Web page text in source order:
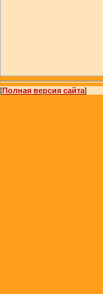
[Полная версия сайта]